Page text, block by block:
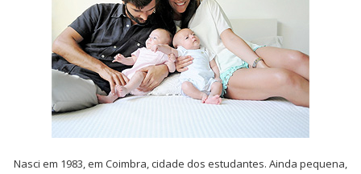
Nasci em 1983, em Coimbra, cidade dos estudantes. Ainda pequena,